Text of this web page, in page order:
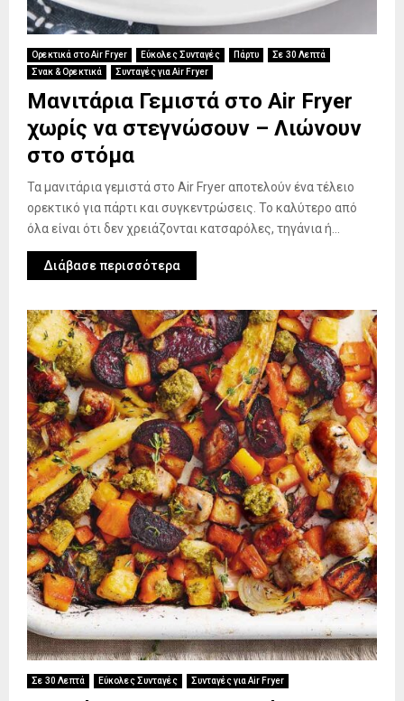
Ορεκτικά στο Air Fryer Εύκολες Συνταγές Πάρτυ
Σε 30 Λεπτά
Σνακ & Ορεκτικά
Συνταγές για Air Fryer
Μανιτάρια Γεμιστά στο Air Fryer
χωρίς να στεγνώσουν – Λιώνουν
στο στόμα
Τα μανιτάρια γεμιστά στο Air Fryer αποτελούν ένα τέλειο
ορεκτικό για πάρτι και συγκεντρώσεις. Το καλύτερο από
όλα είναι ότι δεν χρειάζονται κατσαρόλες, τηγάνια ή...
Διάβασε περισσότερα
Σε 30 Λεπτά Εύκολες Συνταγές Συνταγές για Air Fryer